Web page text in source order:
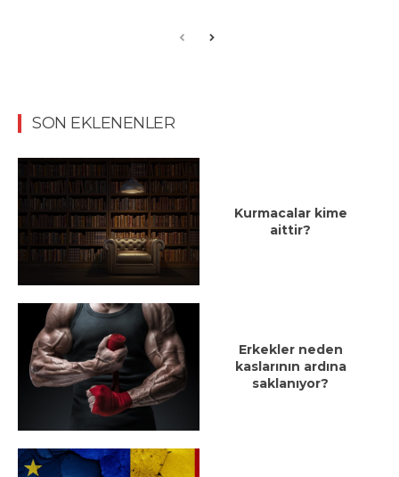
SON EKLENENLER
Kurmacalar kime
aittir?
Erkekler neden
kaslarının ardına
saklanıyor?